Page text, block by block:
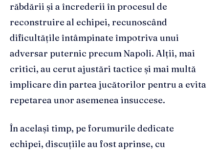
răbdării și a încrederii în procesul de
reconstruire al echipei, recunoscând
dificultățile întâmpinate împotriva unui
adversar puternic precum Napoli. Alții, mai
critici, au cerut ajustări tactice și mai multă
implicare din partea jucătorilor pentru a evita
repetarea unor asemenea insuccese.
În același timp, pe forumurile dedicate
echipei, discuțiile au fost aprinse, cu